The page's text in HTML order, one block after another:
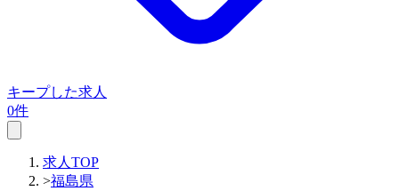
キープした求人
0件
求人TOP
>福島県